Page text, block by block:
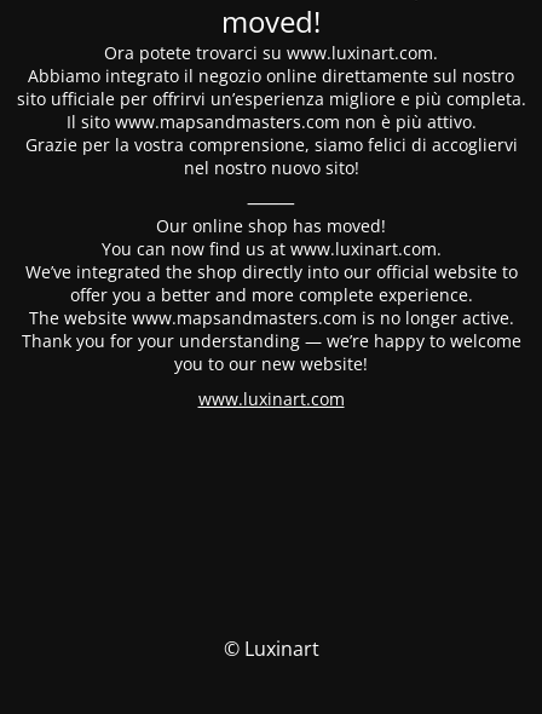
moved!
Ora potete trovarci su www.luxinart.com.
Abbiamo integrato il negozio online direttamente sul nostro
sito ufficiale per offrirvi un’esperienza migliore e più completa.
Il sito www.mapsandmasters.com non è più attivo.
Grazie per la vostra comprensione, siamo felici di accogliervi
nel nostro nuovo sito!
⸻
Our online shop has moved!
You can now find us at www.luxinart.com.
We’ve integrated the shop directly into our official website to
offer you a better and more complete experience.
The website www.mapsandmasters.com is no longer active.
Thank you for your understanding — we’re happy to welcome
you to our new website!
www.luxinart.com
© Luxinart